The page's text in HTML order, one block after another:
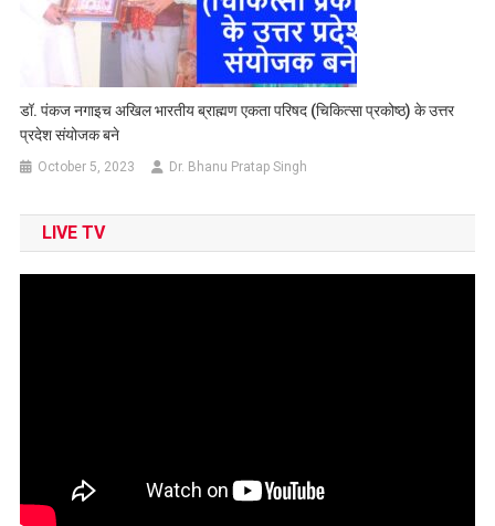
डॉ. पंकज नगाइच अखिल भारतीय ब्राह्मण एकता परिषद (चिकित्सा प्रकोष्ठ) के उत्तर
प्रदेश संयोजक बने
October 5, 2023 Dr. Bhanu Pratap Singh
LIVE TV